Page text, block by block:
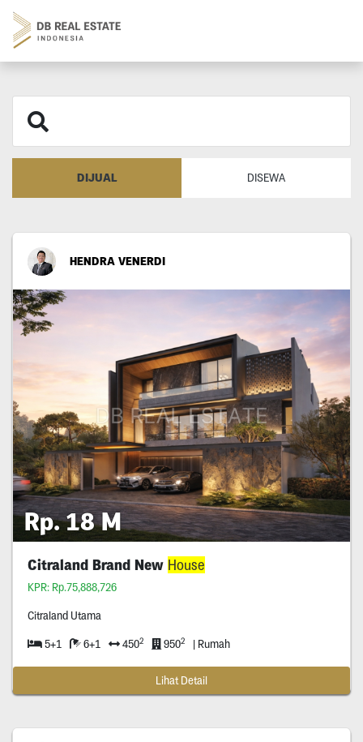
DIJUAL DISEWA
HENDRA VENERDI
Rp. 18 M
Citraland Brand New House
KPR: Rp.75,888,726
Citraland Utama
5+1 6+1 4502 9502 | Rumah
Lihat Detail